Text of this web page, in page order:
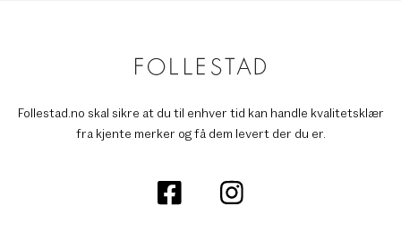
Follestad.no skal sikre at du til enhver tid kan handle kvalitetsklær
fra kjente merker og få dem levert der du er.